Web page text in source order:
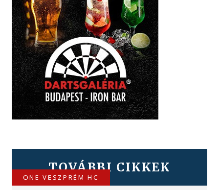
TOVÁBBI CIKKEK
ONE VESZPRÉM HC